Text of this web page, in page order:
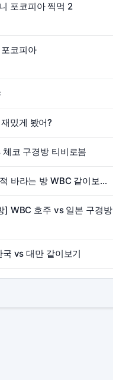
포코피아 찍먹 2
코피아
밌게 봤어?
코 구경방 티비로봄
[빠중방] 대충 기적 바라는 방 WBC 같이보기 vs 호주
] WBC 호주 vs 일본 구경방
vs 대만 같이보기